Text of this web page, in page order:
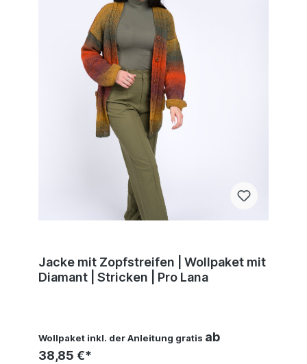
Jacke mit Zopfstreifen | Wollpaket mit
Diamant | Stricken | Pro Lana
Wollpaket inkl. der Anleitung gratis ab
38,85 €*